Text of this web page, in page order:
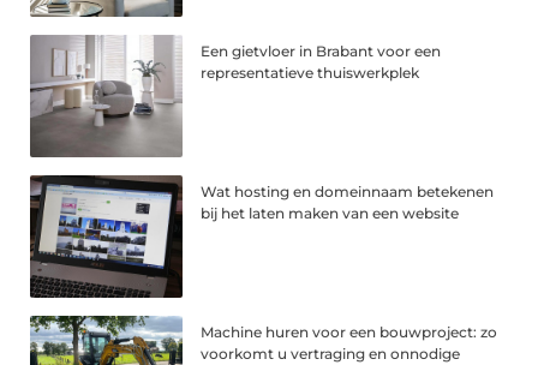
Een gietvloer in Brabant voor een
representatieve thuiswerkplek
Wat hosting en domeinnaam betekenen
bij het laten maken van een website
Machine huren voor een bouwproject: zo
voorkomt u vertraging en onnodige